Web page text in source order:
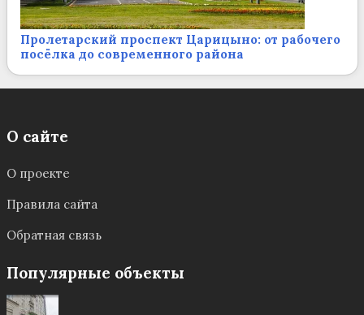
Пролетарский проспект Царицыно: от рабочего
посёлка до современного района
О сайте
О проекте
Правила сайта
Обратная связь
Популярные объекты